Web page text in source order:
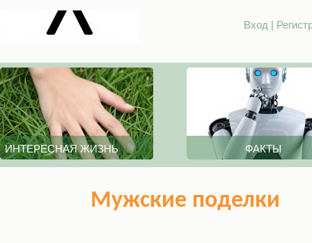
Вход |
ИНТЕРЕСНАЯ ЖИЗНЬ ФАКТЫ
Мужские поделки